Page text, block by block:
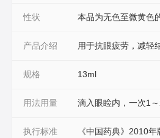
性状 本品为无色至微黄色
产品介绍 用于抗眼疲劳，减轻
规格 13ml
用法用量 滴入眼睑内，一次1
执行标准 《中国药典》2010年